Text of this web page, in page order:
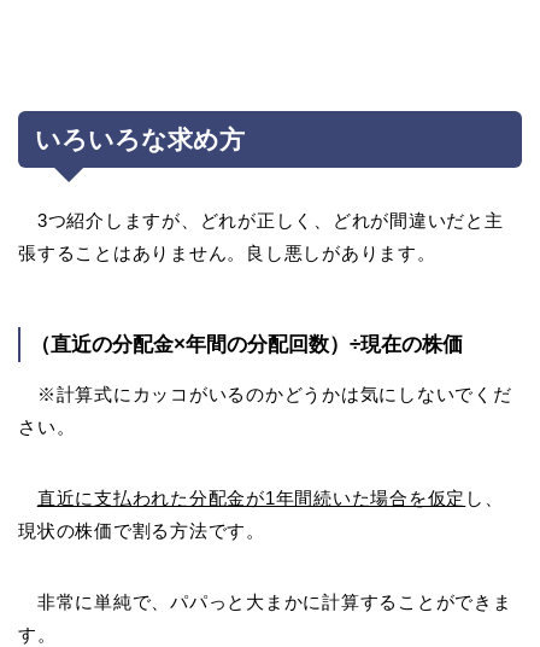
いろいろな求め方
3つ紹介しますが、どれが正しく、どれが間違いだと主
張することはありません。良し悪しがあります。
（直近の分配金×年間の分配回数）÷現在の株価
※計算式にカッコがいるのかどうかは気にしないでくだ
さい。
直近に支払われた分配金が1年間続いた場合を仮定 し、
現状の株価で割る方法です。
非常に単純で、パパっと大まかに計算することができま
す。